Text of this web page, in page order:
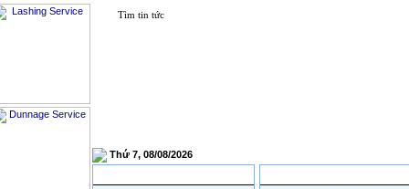
Thứ 7, 08/08/2026